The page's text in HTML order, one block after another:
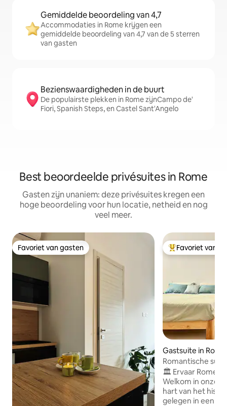
Gemiddelde beoordeling van 4,7
Accommodaties in Rome krijgen een
gemiddelde beoordeling van 4,7 van de 5 sterren
van gasten
Bezienswaardigheden in de buurt
De populairste plekken in Rome zijnCampo de'
Fiori, Spanish Steps, en Castel Sant'Angelo
Best beoordeelde privésuites in Rome
Gasten zijn unaniem: deze privésuites kregen een
hoge beoordeling voor hun locatie, netheid en nog
veel meer.
Favoriet van gasten
Favoriet van gasten Topfavoriet van
Favoriet van
Gastsuite in Rome
Romantische
– alles op
🏛️ Ervaar Rome
Welkom in onze
hart van het
gelegen in een